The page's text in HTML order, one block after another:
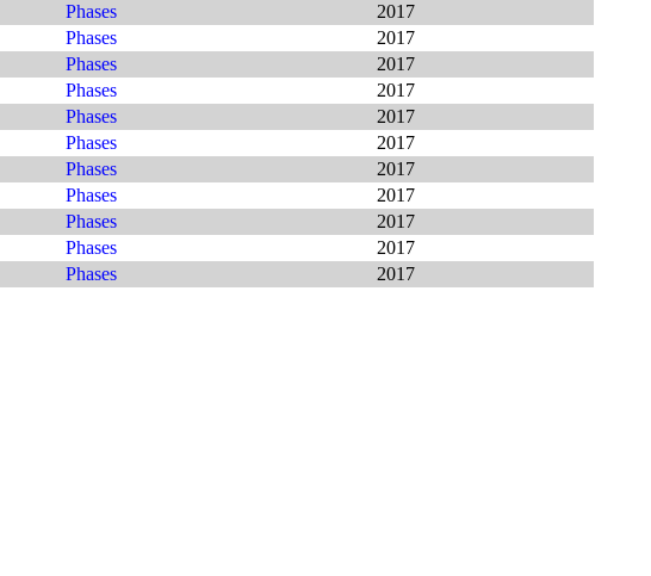
Phases
2017
Phases
2017
Phases
2017
Phases
2017
Phases
2017
Phases
2017
Phases
2017
Phases
2017
Phases
2017
Phases
2017
Phases 2017